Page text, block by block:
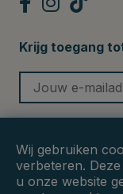
Krijg toegang
Wij gebruiken
verbeteren.
u onze website